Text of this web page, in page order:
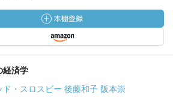
業の発展を支援していく必要があると
。
セクターにわたることやその成果が
ことに留意し、芸術団体の側からの
共に文化の享受者でもある市民に対
経済学
ド・スロスビー 後藤和子 阪本崇